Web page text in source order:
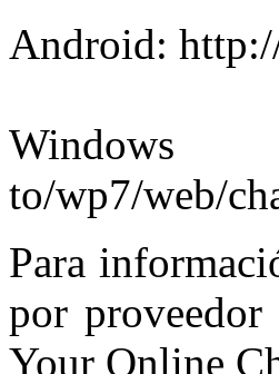
Android:
Windows
to/wp7/web/
Para
por
Your Online